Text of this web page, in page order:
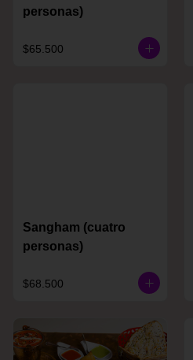
personas)
$65.500
Sangham (cuatro
personas)
$68.500